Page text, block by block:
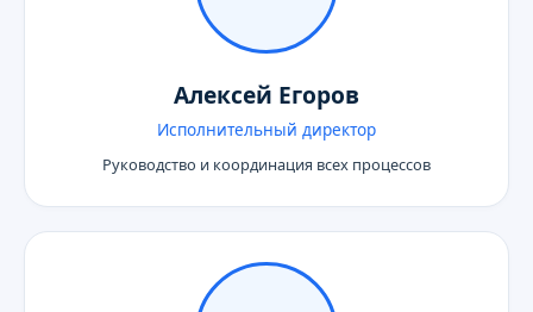
Алексей Егоров
Исполнительный директор
Руководство и координация всех процессов